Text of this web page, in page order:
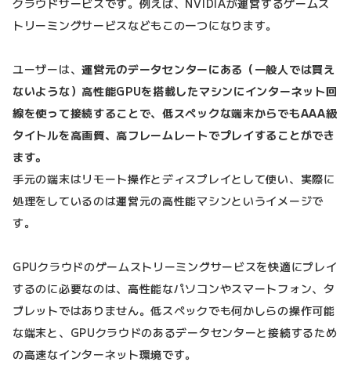
クラウドサービスです。例えば、NVIDIAが運営するゲームス
トリーミングサービスなどもこの一つになります。
ユーザーは、運営元のデータセンターにある（一般人では買え
ないような）高性能GPUを搭載したマシンにインターネット回
線を使って接続することで、低スペックな端末からでもAAA級
タイトルを高画質、高フレームレートでプレイすることができ
ます。
手元の端末はリモート操作とディスプレイとして使い、実際に
処理をしているのは運営元の高性能マシンというイメージで
す。
GPUクラウドのゲームストリーミングサービスを快適にプレイ
するのに必要なのは、高性能なパソコンやスマートフォン、タ
ブレットではありません。低スペックでも何かしらの操作可能
な端末と、GPUクラウドのあるデータセンターと接続するため
の高速なインターネット環境です。